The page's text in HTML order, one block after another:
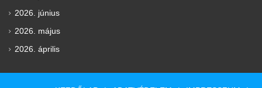
2026. június
2026. május
2026. április